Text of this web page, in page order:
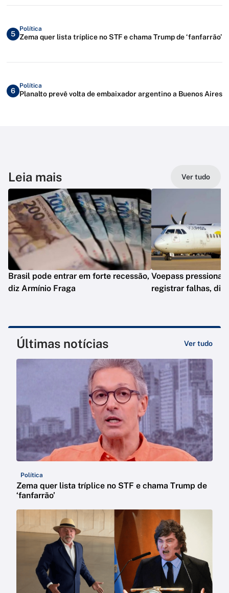
5
Política
Zema quer lista tríplice no STF e chama Trump de ‘fanfarrão’
6
Política
Planalto prevê volta de embaixador argentino a Buenos Aires
Leia mais Ver tudo
Brasil pode entrar em forte recessão,
diz Armínio Fraga
Voepass
registrar falhas, diz
Últimas notícias Ver tudo
Política
Zema quer lista tríplice no STF e chama Trump de
‘fanfarrão’